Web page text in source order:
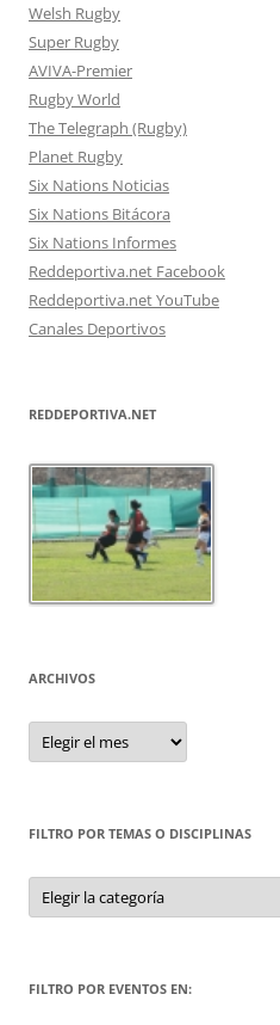
Welsh Rugby
Super Rugby
AVIVA-Premier
Rugby World
The Telegraph (Rugby)
Planet Rugby
Six Nations Noticias
Six Nations Bitácora
Six Nations Informes
Reddeportiva.net Facebook
Reddeportiva.net YouTube
Canales Deportivos
REDDEPORTIVA.NET
ARCHIVOS
Archivos
FILTRO POR TEMAS O DISCIPLINAS
Filtro
por
Temas
FILTRO POR EVENTOS EN: